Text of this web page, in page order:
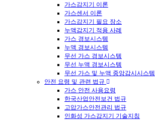
가스감지기 이론
가스센서 이론
가스감지기 필요 장소
누액감지기 적용 사례
가스 경보시스템
누액 경보시스템
무선 가스 경보시스템
무선 누액 경보시스템
무선 가스 및 누액 중앙감시시스템
안전 요령 및 관련 법규
가스 안전 사용요령
한국산업안전보건 법규
고압가스안전관리 법규
인화성 가스감지기 기술지침